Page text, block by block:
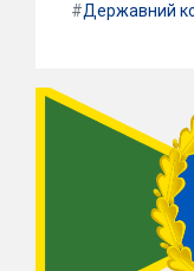
#Державний